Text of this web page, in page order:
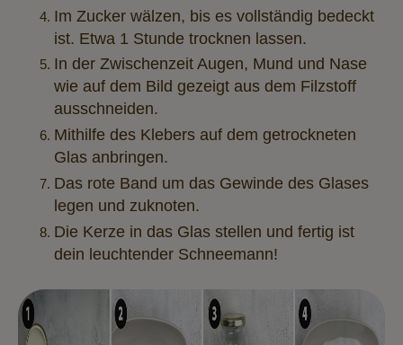
Im Zucker wälzen, bis es vollständig bedeckt
ist. Etwa 1 Stunde trocknen lassen.
In der Zwischenzeit Augen, Mund und Nase
wie auf dem Bild gezeigt aus dem Filzstoff
ausschneiden.
Mithilfe des Klebers auf dem getrockneten
Glas anbringen.
Das rote Band um das Gewinde des Glases
legen und zuknoten.
Die Kerze in das Glas stellen und fertig ist
dein leuchtender Schneemann!